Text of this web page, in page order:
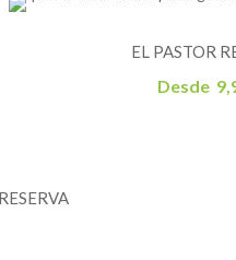
EL PASTOR
Desde